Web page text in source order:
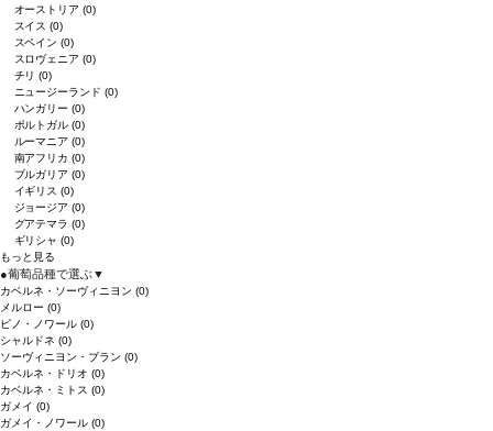
オーストリア(0)
スイス(0)
スペイン(0)
スロヴェニア(0)
チリ(0)
ニュージーランド(0)
ハンガリー(0)
ポルトガル(0)
ルーマニア(0)
南アフリカ(0)
ブルガリア(0)
イギリス(0)
ジョージア(0)
グアテマラ(0)
ギリシャ(0)
もっと見る
●葡萄品種で選ぶ▼
カベルネ・ソーヴィニヨン (0)
メルロー (0)
ピノ・ノワール (0)
シャルドネ (0)
ソーヴィニヨン・ブラン (0)
カベルネ・ドリオ (0)
カベルネ・ミトス (0)
ガメイ (0)
ガメイ・ノワール (0)